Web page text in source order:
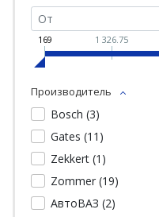
169 1 326.75
Производитель
Bosch (3)
Gates (11 )
Zekkert (1 )
Zommer (19)
АвтоВАЗ (2)